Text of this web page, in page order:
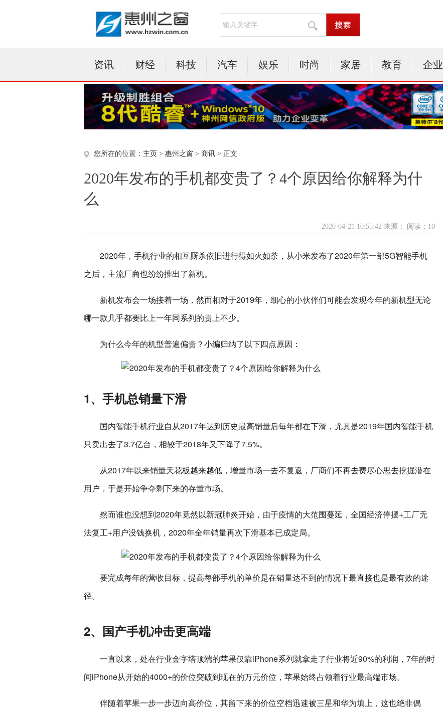
资讯 财经 科技 汽车 娱乐 时尚 家居 教育 企业
您所在的位置： 主页 > 惠州之窗 > 商讯 > 正文
2020年发布的手机都变贵了？4个原因给你解释为什
么
2020-04-21 10:55:42 来源： 阅读：10
2020年，手机行业的相互厮杀依旧进行得如火如荼，从小米发布了2020年第一部5G智能手机
之后，主流厂商也纷纷推出了新机。
新机发布会一场接着一场，然而相对于2019年，细心的小伙伴们可能会发现今年的新机型无论
哪一款几乎都要比上一年同系列的贵上不少。
为什么今年的机型普遍偏贵？小编归纳了以下四点原因：
1、手机总销量下滑
国内智能手机行业自从2017年达到历史最高销量后每年都在下滑，尤其是2019年国内智能手机
只卖出去了3.7亿台，相较于2018年又下降了7.5%。
从2017年以来销量天花板越来越低，增量市场一去不复返，厂商们不再去费尽心思去挖掘潜在
用户，于是开始争夺剩下来的存量市场。
然而谁也没想到2020年竟然以新冠肺炎开始，由于疫情的大范围蔓延，全国经济停摆+工厂无
法复工+用户没钱换机，2020年全年销量再次下滑基本已成定局。
要完成每年的营收目标，提高每部手机的单价是在销量达不到的情况下最直接也是最有效的途
径。
2、国产手机冲击更高端
一直以来，处在行业金字塔顶端的苹果仅靠iPhone系列就拿走了行业将近90%的利润，7年的时
间iPhone从开始的4000+的价位突破到现在的万元价位，苹果始终占领着行业最高端市场。
伴随着苹果一步一步迈向高价位，其留下来的价位空档迅速被三星和华为填上，这也绝非偶